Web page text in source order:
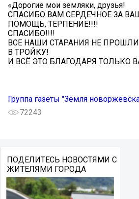
«Дорогие мои земляки, друзья!
СПАСИБО ВАМ СЕРДЕЧНОЕ ЗА
ПОМОЩЬ, ТЕРПЕНИЕ!!!!
СПАСИБО!!!!
ВСЕ НАШИ СТАРАНИЯ НЕ
В ТРОЙКУ!
И ВСЁ ЭТО БЛАГОДАРЯ ТОЛЬКО
Группа газеты "Земля
72243
ПОДЕЛИТЕСЬ НОВОСТЯМИ С
ЖИТЕЛЯМИ ГОРОДА